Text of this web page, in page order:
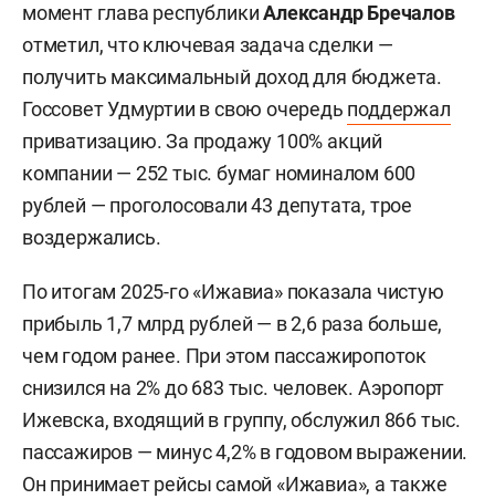
момент глава республикиАлександр Бречалов
отметил, что ключевая задача сделки —
получить максимальный доход для бюджета.
Госсовет Удмуртии в свою очередь поддержал
приватизацию. За продажу 100% акций
компании — 252 тыс. бумаг номиналом 600
рублей — проголосовали 43 депутата, трое
воздержались.
По итогам 2025-го «Ижавиа» показала чистую
прибыль 1,7 млрд рублей — в 2,6 раза больше,
чем годом ранее. При этом пассажиропоток
снизился на 2% до 683 тыс. человек. Аэропорт
Ижевска, входящий в группу, обслужил 866 тыс.
пассажиров — минус 4,2% в годовом выражении.
Он принимает рейсы самой «Ижавиа», а также